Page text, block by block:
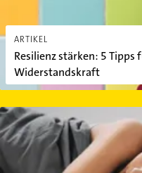
ARTIKEL
Resilienz stärken: 5 Tipps
Widerstandskraft
Gesunder Schlaf: Wie viel